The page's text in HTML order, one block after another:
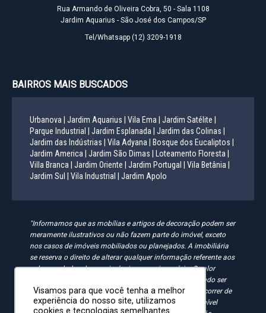
Rua Armando de Oliveira Cobra, 50 - Sala 1108
Jardim Aquarius - São José dos Campos/SP
Tel/Whatsapp (12) 3209-1918
BAIRROS MAIS BUSCADOS
Urbanova | Jardim Aquarius | Vila Ema |
Jardim Satélite |
Parque Industrial |
Jardim Esplanada |
Jardim das Colinas |
Jardim das Indústrias |
Vila Adyana |
Bosque dos Eucaliptos |
Jardim America |
Jardim São Dimas |
Loteamento Floresta |
Villa Branca |
Jardim Oriente | Jardim Portugal |
Vila Betânia |
Jardim Sul |
Vila Industrial | Jardim Apolo
"Informamos que as mobílias e artigos de decoração podem ser
meramente ilustrativos ou não fazem parte do imóvel, exceto
nos casos de imóveis mobiliados ou planejados. A imobiliária
se reserva o direito de alterar qualquer informação referente aos
valores e dados de seus imóveis sem aviso prévio. O valor
anunciado do condomínio e IPTU é aproximado, podendo ser
maior, menor ou mesmo passível de alteração. Pode ocorrer de
algum imóvel anunciado no site não estar mais disponível
Visamos para que você tenha a melhor
experiência do nosso site, utilizamos
cookies e tecnologias semelhantes